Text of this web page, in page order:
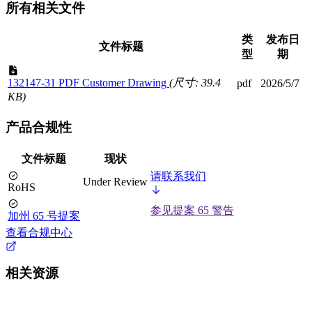
所有相关文件
文件标题
类
型
发布日
期
132147-31 PDF Customer Drawing (尺寸: 39.4
KB)
pdf 2026/5/7
产品合规性
文件标题 现状
RoHS Under Review 请联系我们
加州 65 号提案
参见提案 65 警告
查看合规中心
相关资源